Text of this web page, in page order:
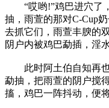
“哎哟!”鸡巴进穴了，
抽，雨萱的那对C-Cup
去抓它们，雨萱丰腴的
阴户内被鸡巴勐插，淫
此时阿土伯自知再也
勐抽，把雨萱的阴户搅
搐，鸡巴一阵抖动，便